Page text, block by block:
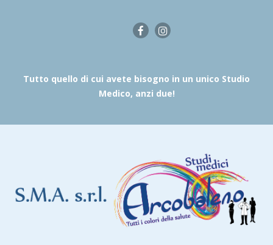
Tutto quello di cui avete bisogno in un unico Studio
Medico, anzi due!